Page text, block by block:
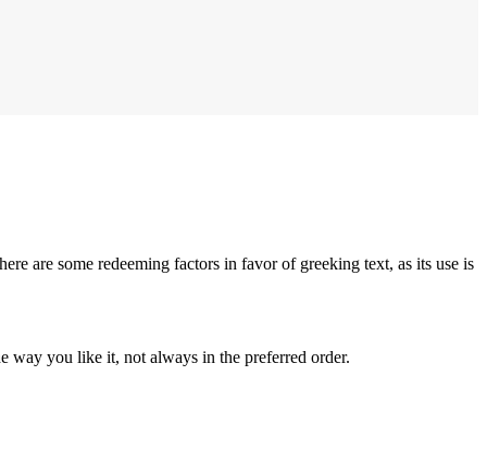
are some redeeming factors in favor of greeking text, as its use is
way you like it, not always in the preferred order.